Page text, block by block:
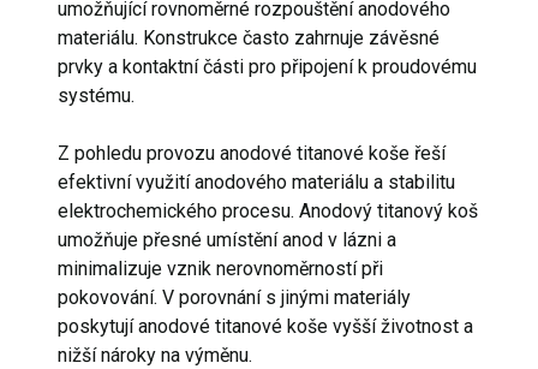
umožňující rovnoměrné rozpouštění anodového
materiálu. Konstrukce často zahrnuje závěsné
prvky a kontaktní části pro připojení k proudovému
systému.
Z pohledu provozu anodové titanové koše řeší
efektivní využití anodového materiálu a stabilitu
elektrochemického procesu. Anodový titanový koš
umožňuje přesné umístění anod v lázni a
minimalizuje vznik nerovnoměrností při
pokovování. V porovnání s jinými materiály
poskytují anodové titanové koše vyšší životnost a
nižší nároky na výměnu.